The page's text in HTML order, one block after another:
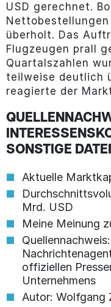
USD gerechnet.
Nettobestellungen
überholt. Das
Flugzeugen prall
Quartalszahlen
teilweise deutlich
reagierte der
SONSTIGE
Aktuelle
Mrd. USD
Meine Meinung
offiziellen
Unternehmens
Autor: Wolfgang